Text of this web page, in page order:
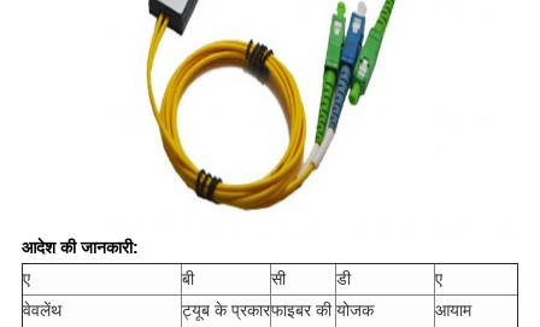
आदेश की जानकारी:
ए
बी सी डी
ए
वेवलेंथ
ट्यूब के प्रकारफाइबर की योजक आयाम